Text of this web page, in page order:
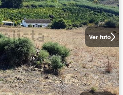
Ver foto